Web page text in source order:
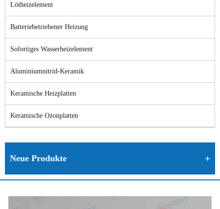
Lötheizelement
Batteriebetriebener Heizung
Sofortiges Wasserheizelement
Aluminiumnitrid-Keramik
Keramische Heizplatten
Keramische Ozonplatten
Neue Produkte